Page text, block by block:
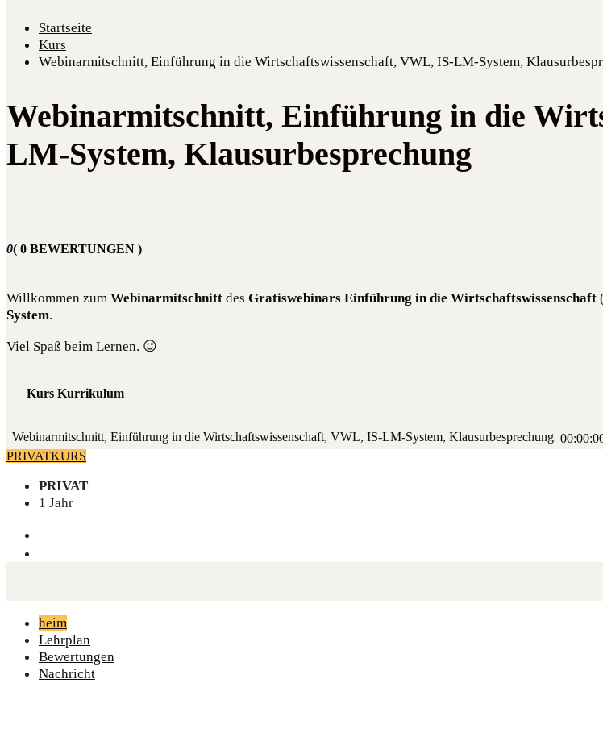
Startseite
Kurs
Webinarmitschnitt, Einführung in die Wirtschaftswissenschaft, VWL, IS-LM-System,
Webinarmitschnitt, Einführung in die
LM-System, Klausurbesprechung
0( 0 BEWERTUNGEN )
Will­kom­men zum Web­i­n­ar­mit­schnitt des Gra­tis­web­i­nars Ein­füh­rung in die Wirt­schafts­wis­sen­schaft
Sys­tem.
Viel Spaß beim Lernen. 😉
Kurs Kurrikulum
Web­i­n­ar­mit­schnitt, Ein­füh­rung in die Wirt­schafts­wis­sen­schaft, VWL, IS-LM-Sys­tem, Klausurbesprechung
PRIVATKURS
PRIVAT
1 Jahr
heim
Lehrplan
Bewertungen
Nachricht